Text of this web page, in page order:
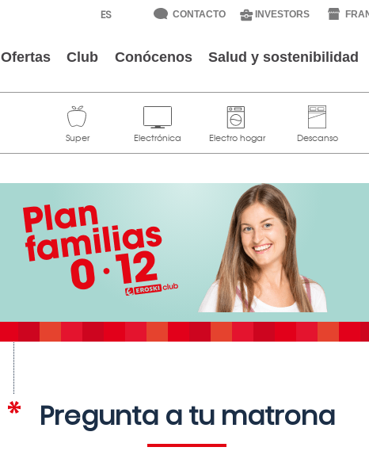
CONTACTO INVESTORS
Ofertas Club Conócenos Salud y sostenibilidad
Pregunta a tu matrona